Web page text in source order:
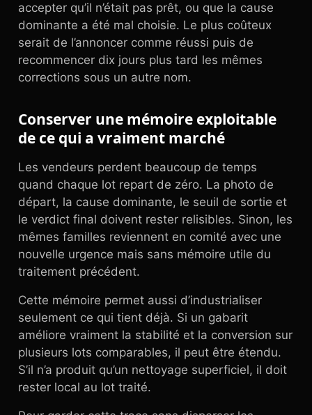
accepter qu’il n’était pas prêt, ou que la cause
dominante a été mal choisie. Le plus coûteux
serait de l’annoncer comme réussi puis de
recommencer dix jours plus tard les mêmes
corrections sous un autre nom.
Conserver une mémoire exploitable
de ce qui a vraiment marché
Les vendeurs perdent beaucoup de temps
quand chaque lot repart de zéro. La photo de
départ, la cause dominante, le seuil de sortie et
le verdict final doivent rester relisibles. Sinon, les
mêmes familles reviennent en comité avec une
nouvelle urgence mais sans mémoire utile du
traitement précédent.
Cette mémoire permet aussi d’industrialiser
seulement ce qui tient déjà. Si un gabarit
améliore vraiment la stabilité et la conversion sur
plusieurs lots comparables, il peut être étendu.
S’il n’a produit qu’un nettoyage superficiel, il doit
rester local au lot traité.